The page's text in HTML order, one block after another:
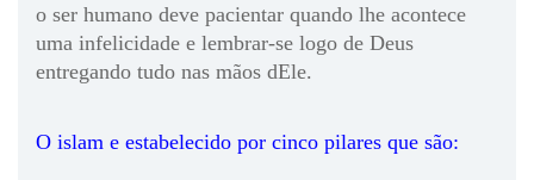
o ser humano deve pacientar quando lhe acontece
uma infelicidade e lembrar-se logo de Deus
entregando tudo nas mãos dEle.
O islam e estabelecido por cinco pilares que são: